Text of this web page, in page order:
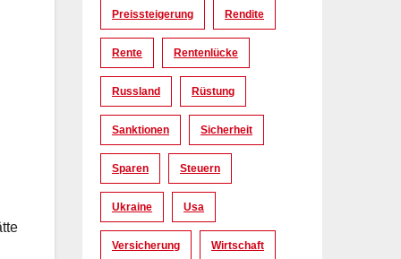
Preissteigerung Rendite
Rente Rentenlücke
Russland Rüstung
Sanktionen Sicherheit
Sparen Steuern
Ukraine Usa
Versicherung Wirtschaft